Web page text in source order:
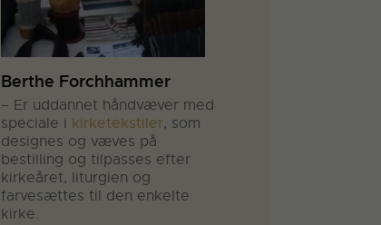
Berthe Forchhammer
– Er uddannet håndvæver med
speciale i kirketekstiler, som
designes og væves på
bestilling og tilpasses efter
kirkeåret, liturgien og
farvesættes til den enkelte
kirke.